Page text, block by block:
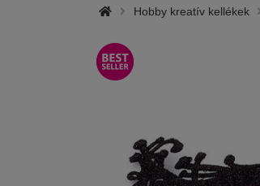
Hobby kreatív kellékek